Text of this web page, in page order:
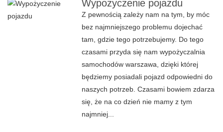
Wypożyczenie pojazdu
Z pewnością zależy nam na tym, by móc
bez najmniejszego problemu dojechać
tam, gdzie tego potrzebujemy. Do tego
czasami przyda się nam wypożyczalnia
samochodów warszawa, dzięki której
będziemy posiadali pojazd odpowiedni do
naszych potrzeb. Czasami bowiem zdarza
się, że na co dzień nie mamy z tym
najmniej...